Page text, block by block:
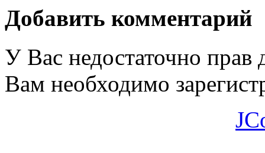
Добавить комментарий
У Вас недостаточно прав
Вам необходимо